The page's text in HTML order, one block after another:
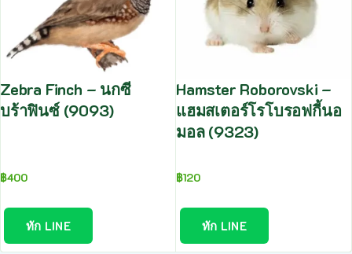
Zebra Finch – นกซี
บร้าฟินซ์ (9093)
฿400
ทัก LINE
Hamster Roborovski –
แฮมสเตอร์โรโบรอฟกี้นอ
มอล (9323)
฿120
ทัก LINE